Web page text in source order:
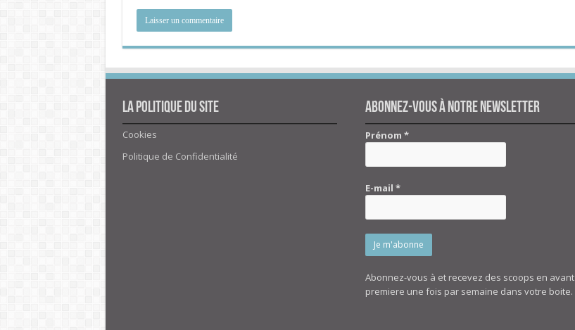
La politique du site
Cookies
Politique de Confidentialité
Abonnez-vous à notre newsletter
Prénom*
E-mail*
Abonnez-vous à et recevez des scoops en avant
premiere une fois par semaine dans votre boite.